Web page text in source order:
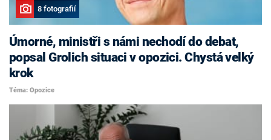
8 fotografií
Úmorné, ministři s námi nechodí do debat,
popsal Grolich situaci v opozici. Chystá velký
krok
Téma: Opozice